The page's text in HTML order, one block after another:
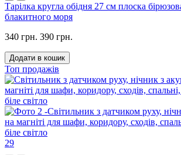
Тарілка кругла обідня 27 см плоска
блакитного моря
340 грн. 390 грн.
Додати в кошик
Топ продажів
29